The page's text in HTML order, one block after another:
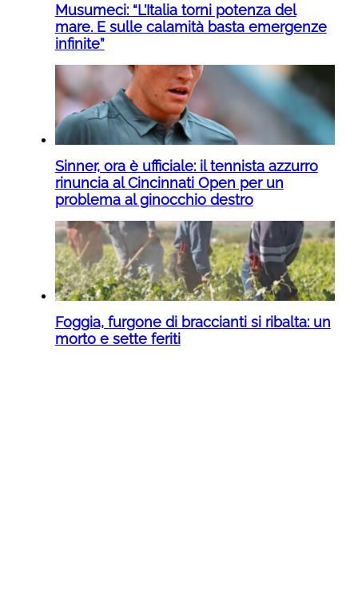
Musumeci: “L’Italia torni potenza del
mare. E sulle calamità basta emergenze
infinite”
Sinner, ora è ufficiale: il tennista azzurro
rinuncia al Cincinnati Open per un
problema al ginocchio destro
Foggia, furgone di braccianti si ribalta: un
morto e sette feriti